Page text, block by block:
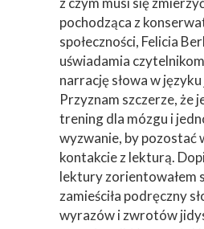
pornograficznymi i…
imentu.
Jak wielką trudność w
z czym musi się
pochodząca z
społeczności, Felicia
uświadamia czytelnikom
narrację słowa w
Przyznam szczerze, że
trening dla mózgu i
wyzwanie, by pozostać